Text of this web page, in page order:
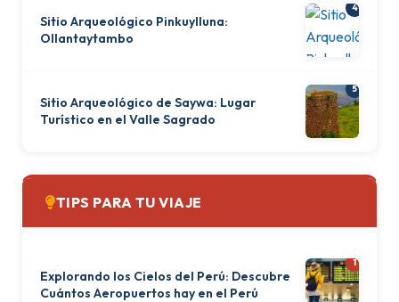
Sitio Arqueológico Pinkuylluna:
Ollantaytambo
4
Sitio Arqueológico de Saywa: Lugar
Turístico en el Valle Sagrado
5
TIPS PARA TU VIAJE
Explorando los Cielos del Perú: Descubre
Cuántos Aeropuertos hay en el Perú
1